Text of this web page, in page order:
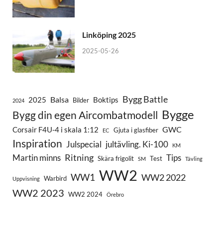
Linköping 2025
2025-05-26
2024 2025 Balsa Bilder Boktips Bygg Battle
Bygg din egen Aircombatmodell Bygge
Corsair F4U-4 i skala 1:12 EC Gjuta i glasfiber GWC
Inspiration Julspecial jultävling. Ki-100 KM
Martin minns Ritning Skära frigolit SM Test Tips Tävling
Uppvisning Warbird WW1 WW2 WW2 2022
WW2 2023 WW2 2024 Örebro